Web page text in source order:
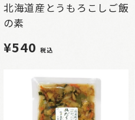
北海道産とうもろこしご飯
の素
¥540税込